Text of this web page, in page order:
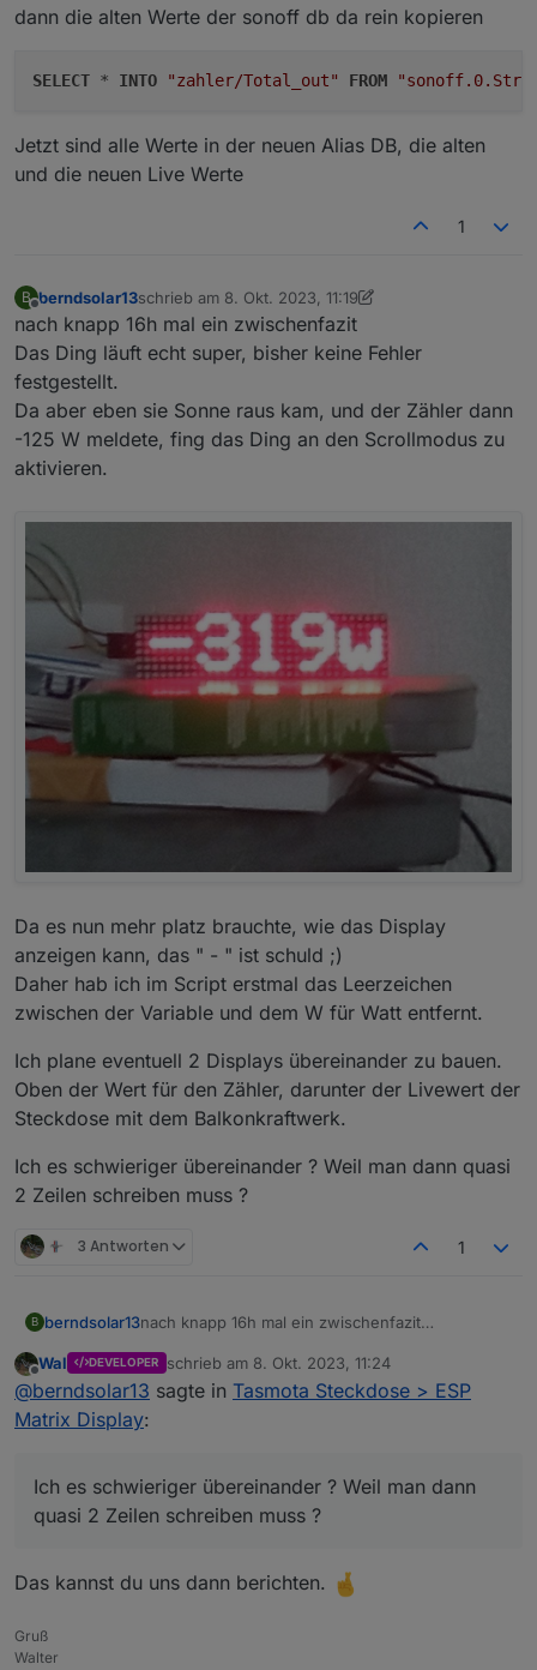
dann die alten Werte der sonoff db da rein kopieren
SELECT * INTO "zahler/Total_out" FROM
Jetzt sind alle Werte in der neuen Alias DB, die alten
und die neuen Live Werte
1
B
Offline
berndsolar13schrieb am 8. Okt. 2023, 11:19
zuletzt editiert von berndsolar13
nach knapp 16h mal ein zwischenfazit
Das Ding läuft echt super, bisher keine Fehler
festgestellt.
Da aber eben sie Sonne raus kam, und der Zähler dann
-125 W meldete, fing das Ding an den Scrollmodus zu
aktivieren.
Da es nun mehr platz brauchte, wie das Display
anzeigen kann, das " - " ist schuld ;)
Daher hab ich im Script erstmal das Leerzeichen
zwischen der Variable und dem W für Watt entfernt.
Ich plane eventuell 2 Displays übereinander zu bauen.
Oben der Wert für den Zähler, darunter der Livewert der
Steckdose mit dem Balkonkraftwerk.
Ich es schwieriger übereinander ? Weil man dann quasi
2 Zeilen schreiben muss ?
3 Antworten 1
B berndsolar13nach knapp 16h mal ein zwischenfazit
festgestellt.
Da aber eben sie Sonne raus kam, und der Zähler
dann -125 W meldete, fing das Ding an den
Offline
Wal DEVELOPER schrieb am 8. Okt. 2023, 11:24
zuletzt editiert von
@berndsolar13 sagte in Tasmota Steckdose > ESP
Matrix Display:
Ich es schwieriger übereinander ? Weil man dann
quasi 2 Zeilen schreiben muss ?
Das kannst du uns dann berichten.
Gruß
Walter